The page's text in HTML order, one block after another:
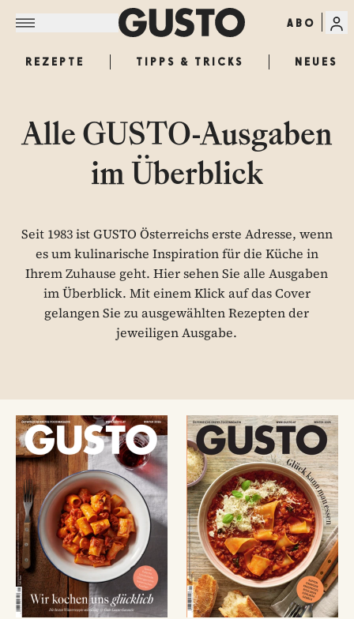
ABO
REZEPTE TIPPS & TRICKS NEUES
Alle GUSTO-Ausgaben
im Überblick
Seit 1983 ist GUSTO Österreichs erste Adresse, wenn
es um kulinarische Inspiration für die Küche in
Ihrem Zuhause geht. Hier sehen Sie alle Ausgaben
im Überblick. Mit einem Klick auf das Cover
gelangen Sie zu ausgewählten Rezepten der
jeweiligen Ausgabe.